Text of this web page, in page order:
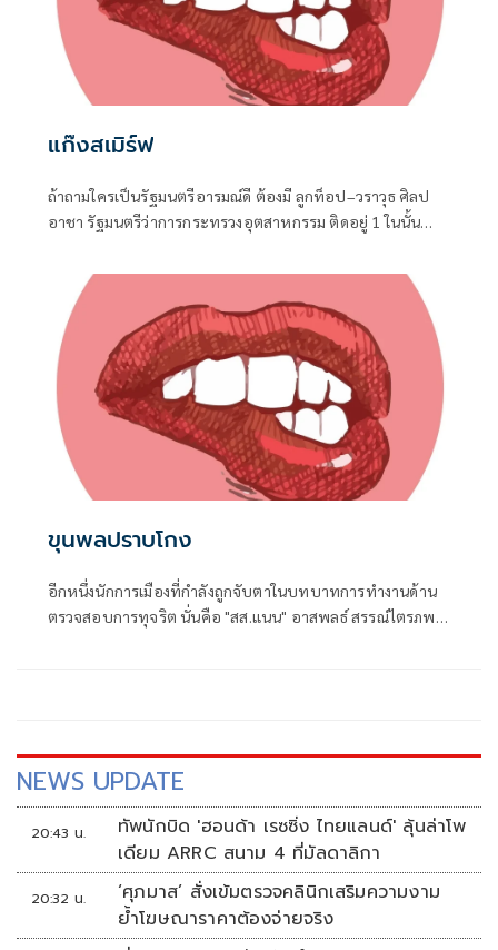
แก๊งสเมิร์ฟ
ถ้าถามใครเป็นรัฐมนตรีอารมณ์ดี ต้องมี ลูกท็อป–วราวุธ ศิลป
อาชา รัฐมนตรีว่าการกระทรวงอุตสาหกรรม ติดอยู่ 1 ในนั้น
ขุนพลปราบโกง
อีกหนึ่งนักการเมืองที่กำลังถูกจับตาในบทบาทการทำงานด้าน
ตรวจสอบการทุจริต นั่นคือ "สส.แนน" อาสพลธ์ สรรณ์ไตรภพ
NEWS UPDATE
20:43 น.
ทัพนักบิด 'ฮอนด้า เรซซิ่ง ไทยแลนด์' ลุ้นล่าโพ
เดียม ARRC สนาม 4 ที่มัลดาลิกา
20:32 น.
‘ศุภมาส’ สั่งเข้มตรวจคลินิกเสริมความงาม
ย้ำโฆษณาราคาต้องจ่ายจริง